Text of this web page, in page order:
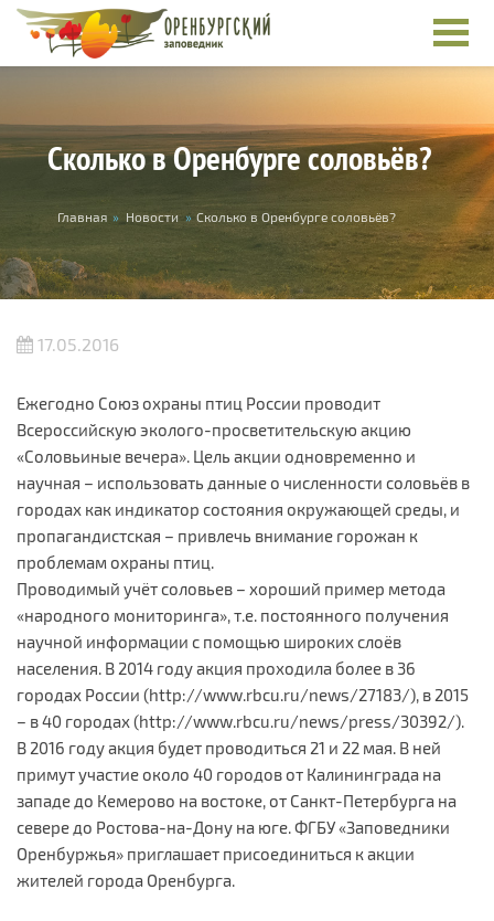
Перейти к основному содержанию
Сколько в Оренбурге соловьёв?
Вы здесь
Главная » Новости » Сколько в Оренбурге соловьёв?
17.05.2016
Ежегодно Союз охраны птиц России проводит
Всероссийскую эколого-просветительскую акцию
«Соловьиные вечера». Цель акции одновременно и
научная – использовать данные о численности соловьёв в
городах как индикатор состояния окружающей среды, и
пропагандистская – привлечь внимание горожан к
проблемам охраны птиц.
Проводимый учёт соловьев – хороший пример метода
«народного мониторинга», т.е. постоянного получения
научной информации с помощью широких слоёв
населения. В 2014 году акция проходила более в 36
городах России (http://www.rbcu.ru/news/27183/), в 2015
– в 40 городах (http://www.rbcu.ru/news/press/30392/).
В 2016 году акция будет проводиться 21 и 22 мая. В ней
примут участие около 40 городов от Калининграда на
западе до Кемерово на востоке, от Санкт-Петербурга на
севере до Ростова-на-Дону на юге. ФГБУ «Заповедники
Оренбуржья» приглашает присоединиться к акции
жителей города Оренбурга.